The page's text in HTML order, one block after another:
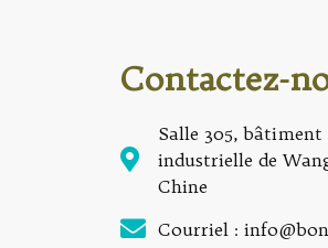
Contactez-
Salle 305, bâtiment
industrielle de
Chine
Courriel :